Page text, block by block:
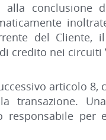
conclusione
del Cliente,
credito nei circuiti
articolo 8,
transazione.
responsabile